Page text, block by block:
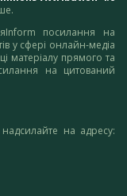
посилання на
у сфері онлайн-медіа
матеріалу прямого та
на цитований
на адресу: